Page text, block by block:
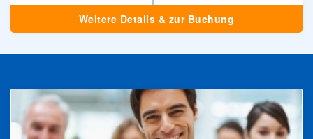
Weitere Details & zur Buchung